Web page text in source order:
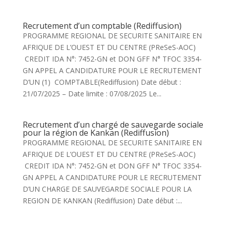
Recrutement d’un comptable (Rediffusion)
PROGRAMME REGIONAL DE SECURITE SANITAIRE EN
AFRIQUE DE L’OUEST ET DU CENTRE (PReSeS-AOC)
CREDIT IDA N°: 7452-GN et DON GFF N° TFOC 3354-
GN APPEL A CANDIDATURE POUR LE RECRUTEMENT
D’UN (1) COMPTABLE(Rediffusion) Date début :
21/07/2025 – Date limite : 07/08/2025 Le...
Recrutement d’un chargé de sauvegarde sociale
pour la région de Kankan (Rediffusion)
PROGRAMME REGIONAL DE SECURITE SANITAIRE EN
AFRIQUE DE L’OUEST ET DU CENTRE (PReSeS-AOC)
CREDIT IDA N°: 7452-GN et DON GFF N° TFOC 3354-
GN APPEL A CANDIDATURE POUR LE RECRUTEMENT
D’UN CHARGE DE SAUVEGARDE SOCIALE POUR LA
REGION DE KANKAN (Rediffusion) Date début :...